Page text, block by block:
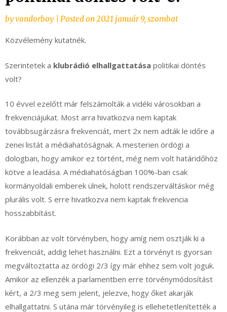
byvandorboy Posted on2021 január 9, szombat
Közvélemény kutatnék.
Szerintetek a klubrádió elhallgattatása politikai döntés
volt?
10 évvel ezelőtt már felszámolták a vidéki városokban a
frekvenciájukat. Most arra hivatkozva nem kaptak
továbbsugárzásra frekvenciát, mert 2x nem adták le időre a
zenei listát a médiahatóságnak. A mesterien ördögi a
dologban, hogy amikor ez történt, még nem volt határidőhöz
kötve a leadása. A médiahatóságban 100%-ban csak
kormányoldali emberek ülnek, holott rendszerváltáskor még
plurális volt. S erre hivatkozva nem kaptak frekvencia
hosszabbítást.
Korábban az volt törvényben, hogy amíg nem osztják ki a
frekvenciát, addig lehet használni. Ezt a törvényt is gyorsan
megváltoztatta az ördögi 2/3 így már ehhez sem volt joguk.
Amikor az ellenzék a parlamentben erre törvénymódosítást
kért, a 2/3 meg sem jelent, jelezve, hogy őket akarják
elhallgattatni. S utána már törvényileg is ellehetetlenítették a